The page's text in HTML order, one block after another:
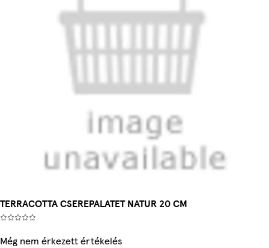
TERRACOTTA CSEREPALATET NATUR 20 CM
Még nem érkezett értékelés